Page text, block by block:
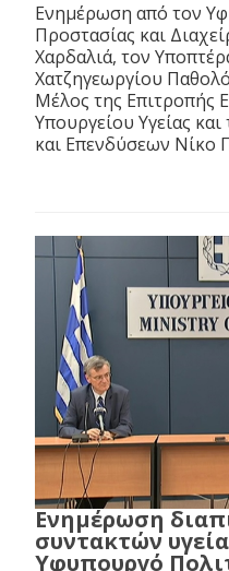
Ενημέρωση από τον
Προστασίας και
Χαρδαλιά, τον
Χατζηγεωργίου
Μέλος της Επιτροπής
Υπουργείου Υγείας
και Επενδύσεων Νίκο
Ενημέρωση
συντακτών
Υφυπουργό